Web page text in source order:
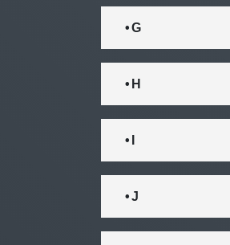
• G
• H
• I
• J